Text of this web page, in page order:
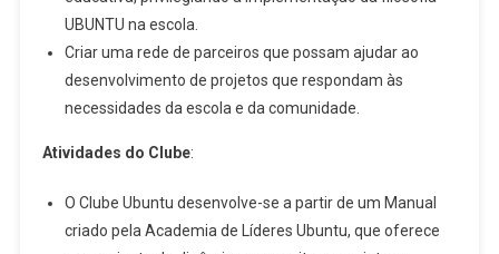
UBUNTU na escola.
Criar uma rede de parceiros que possam ajudar ao
desenvolvimento de projetos que respondam às
necessidades da escola e da comunidade.
Atividades do Clube:
O Clube Ubuntu desenvolve-se a partir de um Manual
criado pela Academia de Líderes Ubuntu, que oferece